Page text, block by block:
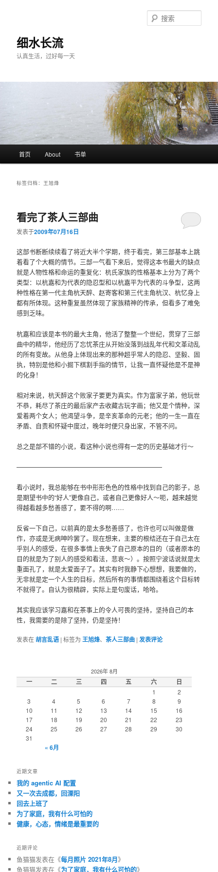
细水长流
认真生活，过好每一天
索
首页 About 书单
标签归档： 王旭烽
看完了茶人三部曲
发表于2009年07月16日
这部书断断续续看了将近大半个学期，终于看完，第三部基本上跳
着看了个大概的情节。三部一气看下来后，觉得这本书最大的缺点
就是人物性格和命运的重复化：杭氏家族的性格基本上分为了两个
类型：以杭嘉和为代表的隐忍型和以杭嘉平为代表的斗争型，这两
种性格在第一代主角杭天醉、赵寄客和第三代主角杭汉、杭忆身上
都有所体现。这种重复虽然体现了家族精神的传承，但看多了难免
感到乏味。
杭嘉和应该是本书的最大主角，他活了整整一个世纪，贯穿了三部
曲中的精华，他经历了忘忧茶庄从开始没落到战乱年代和文革动乱
的所有变故。从他身上体现出来的那种超乎常人的隐忍、坚毅、固
执，特别是他和小掘下棋割手指的情节，让我一直怀疑他是不是神
的化身！
相对来说，杭天醉这个败家子要更为真实。作为富家子弟，他玩世
不恭，耗尽了茶庄的最后家产去收藏古玩字画；他又是个情种，深
爱着两个女人；他渴望斗争，是辛亥革命的元老；他的一生一直在
矛盾、自责和怀疑中度过，晚年时便只身出家，不管不问。
总之是部不错的小说，看这种小说也得有一定的历史基础才行～
———————————————————————
看小说时，我总能够在书中形形色色的性格中找到自己的影子，总
是期望书中的“好人”更像自己，或者自己更像好人～呃，越来越觉
得越看越多愁善感了，要不得的啊……
反省一下自己，以前真的是太多愁善感了，也许也可以叫做是做
作，亦或是无病呻吟罢了。现在想来，主要的根结还在于自己太在
乎别人的感受，在很多事情上丧失了自己原本的目的（或者原本的
目的就是为了别人的感受和看法，悲哀～）。按照宁波话说就是太
重面孔了，就是太爱面子了。其实有时我静下心想想，我要做的，
无非就是定一个人生的目标，然后所有的事情都围绕着这个目标转
不就得了。自认为很精辟，实际上是句废话，哈哈。
其实我应该学习嘉和在茶事上的令人可畏的坚持，坚持自己的本
性，我需要的是除了坚持，仍是坚持！
发表在胡言乱语 |标签为 王旭烽、茶人三部曲 |发表评论
2026年 8月
一 二 三 四 五 六 日
1
2
3
4 5 6 7 8
9
10
11 12 13 14 15
16
17
18 19 20 21 22
23
24
25 26 27 28 29
30
31
« 6月
近期文章
我的 agentic AI 配置
又一次去成都，回溧阳
回去上班了
为了家庭，我有什么可怕的
健康，心态，情绪是最重要的
近期评论
鱼猫猫发表在《每月照片 2021年8月》
鱼猫猫发表在《为了家庭，我有什么可怕的》